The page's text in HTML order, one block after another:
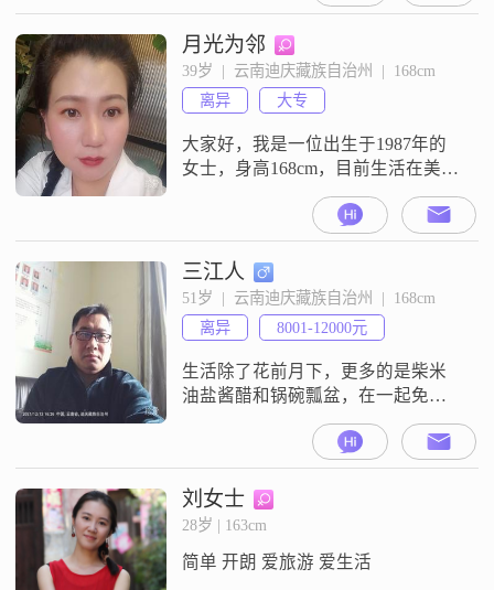
到对的你，互敬互爱，一生一世。
非诚勿扰！
月光为邻
39岁  |  云南迪庆藏族自治州  |  168cm
离异
大专
大家好，我是一位出生于1987年的
女士，身高168cm，目前生活在美丽
的迪庆藏族自治州##3002##我拥有
大专学历，在工作中勤奋努力，每
月收入稳定在5001到8000元之间
##3002##我性格开朗，总是爱笑，
面对生活保持乐观积极的态度
##3002##与人相处时，我随和易相
处，真诚可靠，喜欢享受当下的每
一刻，并追求简
三江人
51岁  |  云南迪庆藏族自治州  |  168cm
离异
8001-12000元
生活除了花前月下，更多的是柴米
油盐酱醋和锅碗瓢盆，在一起免不
了磕嗑碰碰，相互包容与谅解是美
好生活向前的保证。本人身高
170cm，目前在乡镇工作，期待有缘
的维西女士。
刘女士
28岁 | 163cm
简单 开朗 爱旅游 爱生活